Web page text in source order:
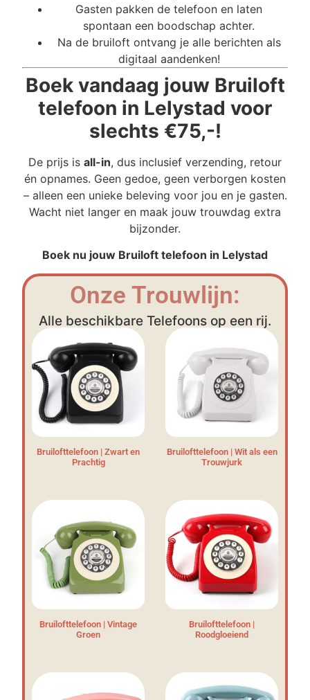
Gasten pakken de telefoon en laten
spontaan een boodschap achter.
Na de bruiloft ontvang je alle berichten als
digitaal aandenken!
Boek vandaag jouw Bruiloft
telefoon in Lelystad voor
slechts €75,-!
De prijs is all-in, dus inclusief verzending, retour
én opnames. Geen gedoe, geen verborgen kosten
– alleen een unieke beleving voor jou en je gasten.
Wacht niet langer en maak jouw trouwdag extra
bijzonder.
Boek nu jouw Bruiloft telefoon in Lelystad
Onze Trouwlijn:
Alle beschikbare Telefoons op een rij.
Bruilofttelefoon | Zwart en
Prachtig
Bruilofttelefoon | Wit als een
Trouwjurk
Bruilofttelefoon | Vintage
Groen
Bruilofttelefoon |
Roodgloeiend